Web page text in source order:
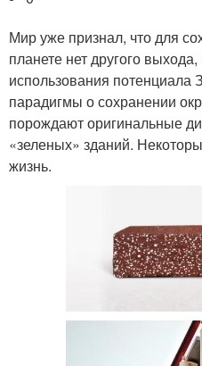
Мир уже признал, что для
планете нет другого
использования потенциала
парадигмы о сохранении
порождают оригинальные
«зеленых» зданий.
жизнь.